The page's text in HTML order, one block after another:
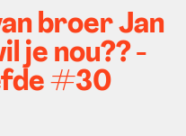
broer Jan
je nou?? -
#30